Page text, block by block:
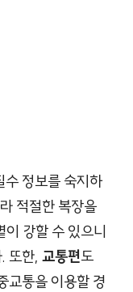
수 정보를 숙지하
적절한 복장을
강할 수 있으니
또한, 교통편도
교통을 이용할 경